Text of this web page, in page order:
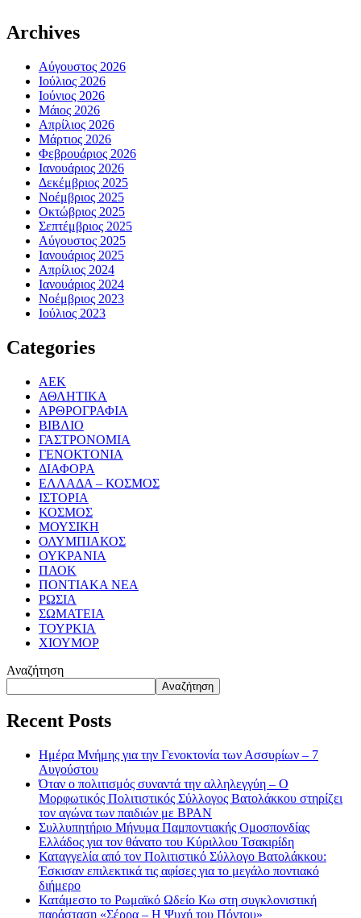
Archives
Αύγουστος 2026
Ιούλιος 2026
Ιούνιος 2026
Μάιος 2026
Απρίλιος 2026
Μάρτιος 2026
Φεβρουάριος 2026
Ιανουάριος 2026
Δεκέμβριος 2025
Νοέμβριος 2025
Οκτώβριος 2025
Σεπτέμβριος 2025
Αύγουστος 2025
Ιανουάριος 2025
Απρίλιος 2024
Ιανουάριος 2024
Νοέμβριος 2023
Ιούλιος 2023
Categories
ΑΕΚ
ΑΘΛΗΤΙΚΑ
ΑΡΘΡΟΓΡΑΦΙΑ
ΒΙΒΛΙΟ
ΓΑΣΤΡΟΝΟΜΙΑ
ΓΕΝΟΚΤΟΝΙΑ
ΔΙΑΦΟΡΑ
ΕΛΛΑΔΑ – ΚΟΣΜΟΣ
ΙΣΤΟΡΙΑ
ΚΟΣΜΟΣ
ΜΟΥΣΙΚΗ
ΟΛΥΜΠΙΑΚΟΣ
ΟΥΚΡΑΝΙΑ
ΠΑΟΚ
ΠΟΝΤΙΑΚΑ ΝΕΑ
ΡΩΣΙΑ
ΣΩΜΑΤΕΙΑ
ΤΟΥΡΚΙΑ
ΧΙΟΥΜΟΡ
Αναζήτηση
Αναζήτηση
Recent Posts
Ημέρα Μνήμης για την Γενοκτονία των Ασσυρίων – 7
Αυγούστου
Όταν ο πολιτισμός συναντά την αλληλεγγύη – Ο
Μορφωτικός Πολιτιστικός Σύλλογος Βατολάκκου στηρίζει
τον αγώνα των παιδιών με BPAN
Συλλυπητήριο Μήνυμα Παμποντιακής Ομοσπονδίας
Ελλάδος για τον θάνατο του Κύριλλου Τσακιρίδη
Καταγγελία από τον Πολιτιστικό Σύλλογο Βατολάκκου:
Έσκισαν επιλεκτικά τις αφίσες για το μεγάλο ποντιακό
διήμερο
Κατάμεστο το Ρωμαϊκό Ωδείο Κω στη συγκλονιστική
παράσταση «Σέρρα – Η Ψυχή του Πόντου»